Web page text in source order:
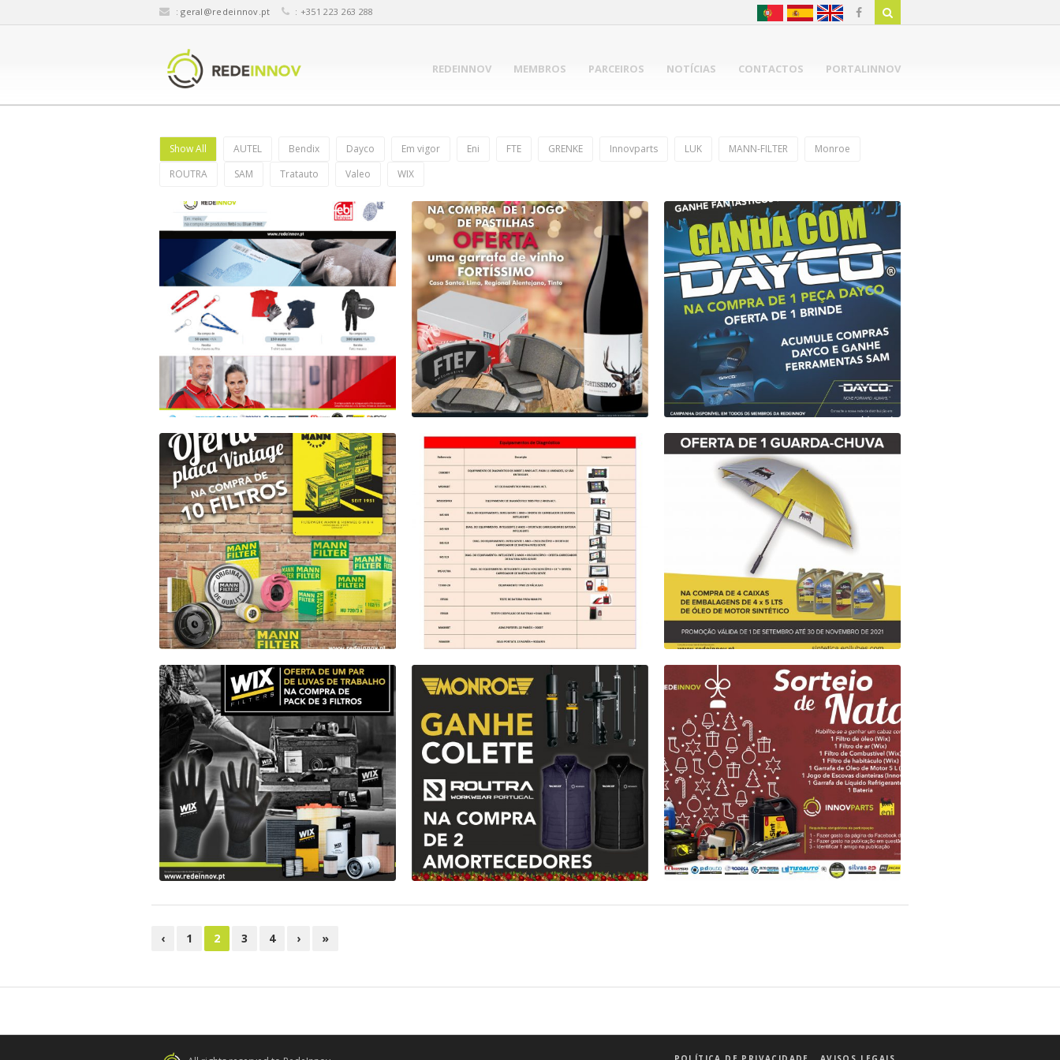
:geral@redeinnov.pt : +351 223 263 288
REDEINNOV MEMBROS PARCEIROS NOTÍCIAS CONTACTOS PORTALINNOV
Show All AUTEL Bendix Dayco Em vigor Eni FTE GRENKE Innovparts LUK MANN-FILTER
Monroe
ROUTRA
SAM Tratauto Valeo WIX
CAMPANHA BILSTEIN GROUP – MAIO
2022
CAMPANHA FTE
Em vigor FTE
CAMPANHA DAYCO – NOVEMBRO 2021
Dayco Em vigor
Campanha MANN-FILTER
MANN-FILTER
Campanha AUTEL
AUTEL
Campanha ENI – Oferta de 1 Guarda
Chuva
Eni
‹ 1 2 3 4 › »